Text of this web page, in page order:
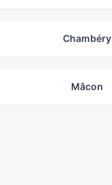
Chambéry
Mâcon